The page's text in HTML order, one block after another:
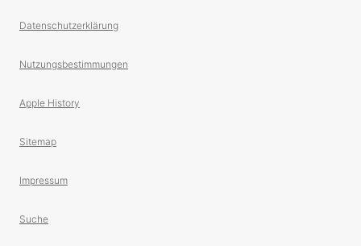
Datenschutzerklärung
Nutzungsbestimmungen
Apple History
Sitemap
Impressum
Suche